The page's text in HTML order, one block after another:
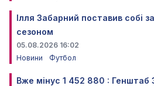
Ілля Забарний поставив собі
сезоном
05.08.2026 16:02
Новини
Футбол
Вже мінус 1 452 880 : Генштаб